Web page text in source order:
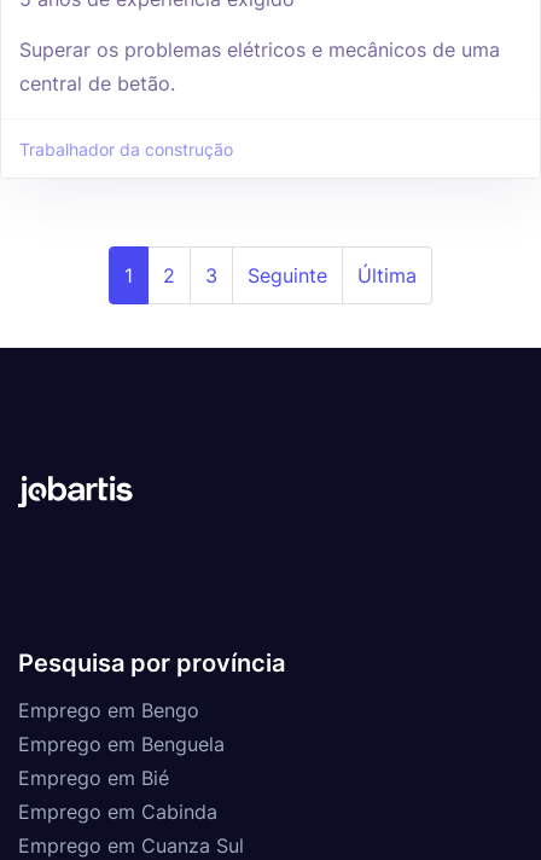
Superar os problemas elétricos e mecânicos de uma
central de betão.
Trabalhador da construção
1 2 3 Seguinte Última
Pesquisa por província
Emprego em Bengo
Emprego em Benguela
Emprego em Bié
Emprego em Cabinda
Emprego em Cuanza Sul